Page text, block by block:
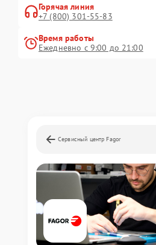
Горячая линия
+7 (800) 301-55-83
Время работы
Ежедневно с 9:00 до 21:00
Сервисный центр Fagor